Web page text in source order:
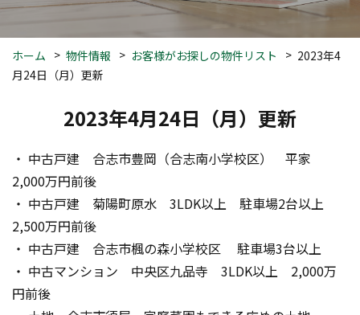
ホーム 物件情報 お客様がお探しの物件リスト
2023年4
月24日（月）更新
2023年4月24日（月）更新
・ 中古戸建　合志市豊岡（合志南小学校区）　平家
2,000万円前後
・ 中古戸建　菊陽町原水　3LDK以上　駐車場2台以上
2,500万円前後
・ 中古戸建　合志市楓の森小学校区　 駐車場3台以上
・ 中古マンション　中央区九品寺　3LDK以上　2,000万
円前後